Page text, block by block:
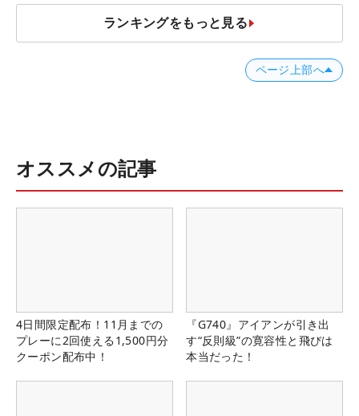
ランキングをもっと見る
ページ上部へ
オススメの記事
4日間限定配布！11月までの
プレーに2回使える1,500円分
クーポン配布中！
『G740』アイアンが引き出
す“反則級”の寛容性と飛びは
本当だった！